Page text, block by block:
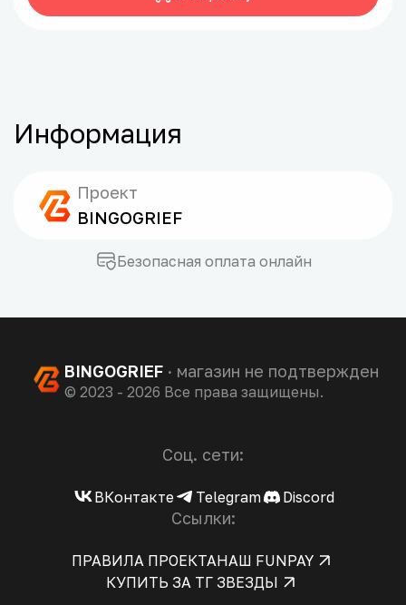
Информация
Проект
BINGOGRIEF
Безопасная оплата онлайн
BINGOGRIEF · магазин не подтвержден
© 2023 - 2026 Все права защищены.
Соц. сети:
ВКонтакте Telegram Discord
Ссылки:
ПРАВИЛА ПРОЕКТАНАШ FUNPAY
КУПИТЬ ЗА ТГ ЗВЕЗДЫ